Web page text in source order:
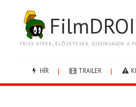
FRISS HÍREK, ELŐZETESEK, ÚJDONSÁGOK A
HÍR TRAILER